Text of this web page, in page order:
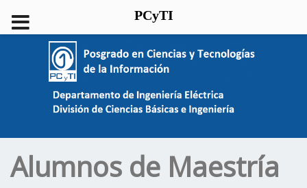
Alumnos de Maestría
PCyTI